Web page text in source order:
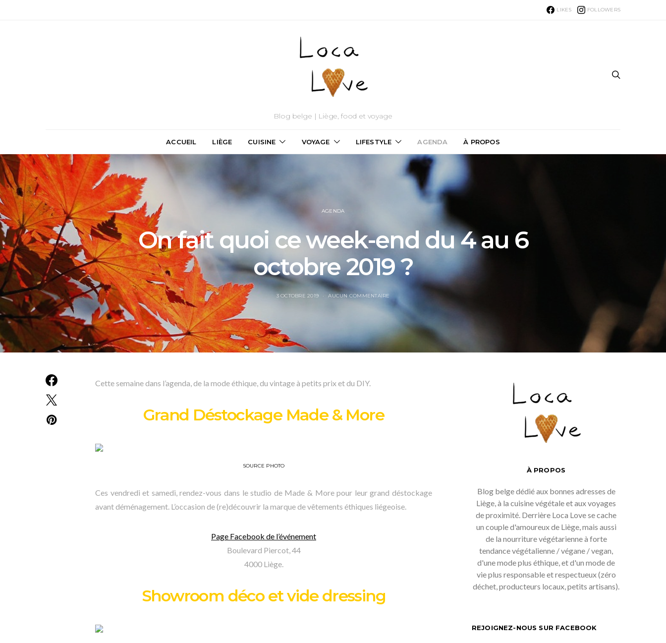
LIKES FOLLOWERS
Blog belge | Liège, food et voyage
ACCUEIL LIÈGE CUISINE VOYAGE LIFESTYLE AGENDA À PROPOS
AGENDA
On fait quoi ce week-end du 4 au 6
octobre 2019 ?
3 OCTOBRE 2019 AUCUN COMMENTAIRE
Cette semaine dans l’agenda, de la mode éthique, du vintage à petits prix et du DIY.
Grand Déstockage Made & More
SOURCE PHOTO
Ces vendredi et samedi, rendez-vous dans le studio de Made & More pour leur grand déstockage
avant déménagement. L’occasion de (re)découvrir la marque de vêtements éthiques liégeoise.
Page Facebook de l’événement
Boulevard Piercot, 44
4000 Liège.
Showroom déco et vide dressing
À PROPOS
Blog belge dédié aux bonnes adresses de
Liège, à la cuisine végétale et aux voyages
de proximité. Derrière Loca Love se cache
un couple d'amoureux de Liège, mais aussi
de la nourriture végétarienne à forte
tendance végétalienne / végane / vegan,
d'une mode plus éthique, et d'un mode de
vie plus responsable et respectueux (zéro
déchet, producteurs locaux, petits artisans).
REJOIGNEZ-NOUS SUR FACEBOOK